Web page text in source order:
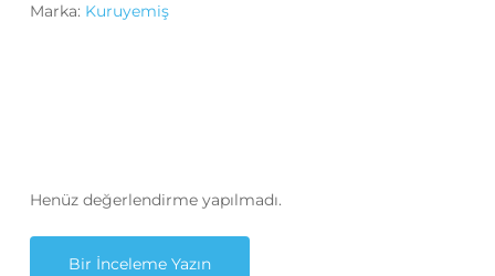
Marka: Kuruyemiş
Henüz değerlendirme yapılmadı.
Bir İnceleme Yazın